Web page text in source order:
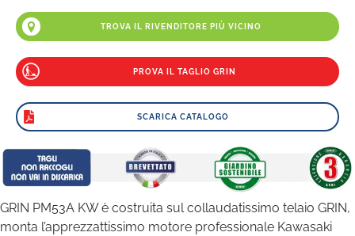
TROVA IL RIVENDITORE PIÙ VICINO
PROVA IL TAGLIO GRIN
SCARICA CATALOGO
GRIN PM53A KW è costruita sul collaudatissimo telaio GRIN,
monta l’apprezzattissimo motore professionale Kawasaki